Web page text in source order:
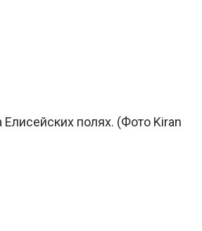
полях. (Фото Kiran